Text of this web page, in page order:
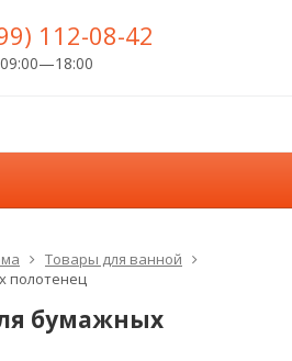
112-08-42
Товары для ванной
полотенец
бумажных